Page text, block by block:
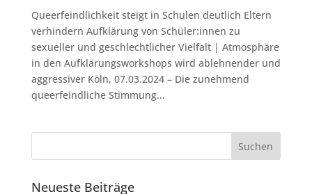
Queerfeindlichkeit steigt in Schulen deutlich Eltern
verhindern Aufklärung von Schüler:innen zu
sexueller und geschlechtlicher Vielfalt | Atmosphäre
in den Aufklärungsworkshops wird ablehnender und
aggressiver Köln, 07.03.2024 – Die zunehmend
queerfeindliche Stimmung...
Neueste Beiträge